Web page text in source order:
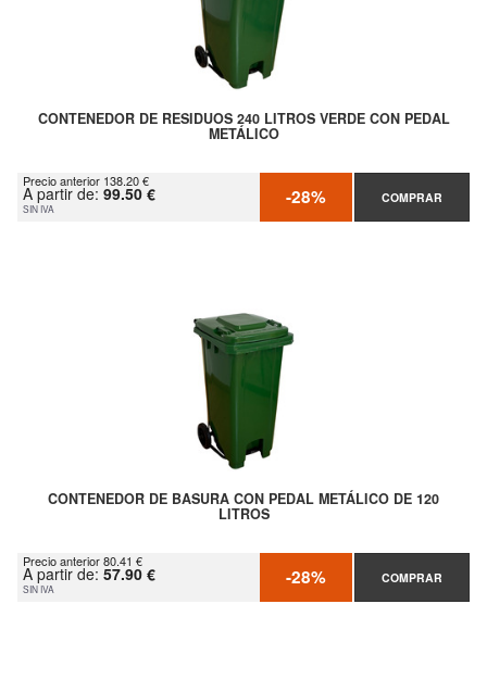
CONTENEDOR DE RESIDUOS 240 LITROS VERDE CON PEDAL
METÁLICO
Precio anterior 138.20 €
A partir de: 99.50 €
SIN IVA -28% COMPRAR
CONTENEDOR DE BASURA CON PEDAL METÁLICO DE 120
LITROS
Precio anterior 80.41 €
A partir de: 57.90 €
SIN IVA -28% COMPRAR